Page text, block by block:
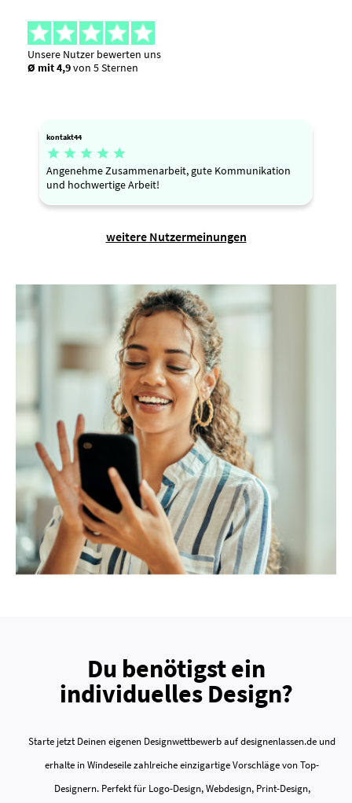
Unsere Nutzer bewerten uns
Ø mit 4,9von 5 Sternen
kontakt44
    
Angenehme Zusammenarbeit, gute Kommunikation
und hochwertige Arbeit!
weitere Nutzermeinungen
Du benötigst ein
individuelles Design?
Starte jetzt Deinen eigenen Designwettbewerb auf designenlassen.de und
erhalte in Windeseile zahlreiche einzigartige Vorschläge von Top-
Designern. Perfekt für Logo-Design, Webdesign, Print-Design,